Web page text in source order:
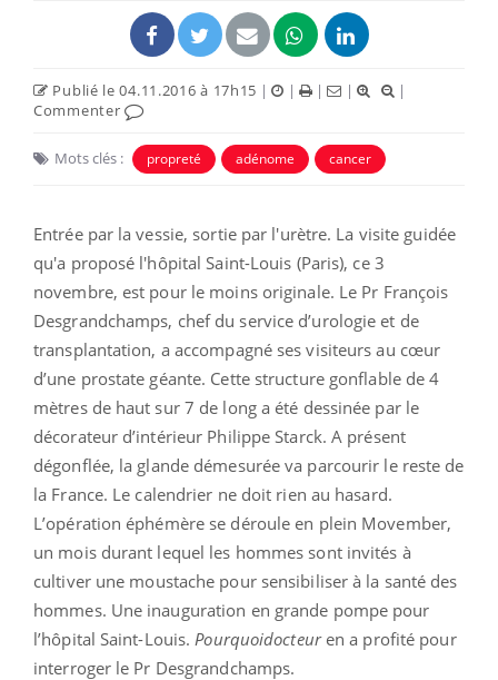
Publié le 04.11.2016 à 17h15 | | | |
|
Commenter
Mots clés : propreté adénome cancer
Entrée par la vessie, sortie par l'urètre. La visite guidée
qu'a proposé l'hôpital Saint-Louis (Paris), ce 3
novembre, est pour le moins originale. Le Pr François
Desgrandchamps, chef du service d’urologie et de
transplantation, a accompagné ses visiteurs au cœur
d’une prostate géante. Cette structure gonflable de 4
mètres de haut sur 7 de long a été dessinée par le
décorateur d’intérieur Philippe Starck. A présent
dégonflée, la glande démesurée va parcourir le reste de
la France. Le calendrier ne doit rien au hasard.
L’opération éphémère se déroule en plein Movember,
un mois durant lequel les hommes sont invités à
cultiver une moustache pour sensibiliser à la santé des
hommes. Une inauguration en grande pompe pour
l’hôpital Saint-Louis. Pourquoidocteur en a profité pour
interroger le Pr Desgrandchamps.